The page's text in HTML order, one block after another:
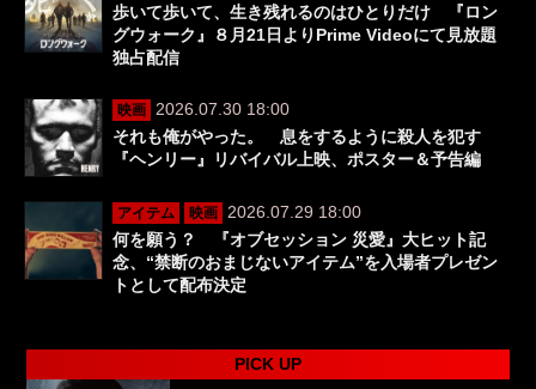
歩いて歩いて、生き残れるのはひとりだけ 『ロン
グウォーク』８月21日よりPrime Videoにて見放題
独占配信
映画
2026.07.30 18:00
それも俺がやった。 息をするように殺人を犯す
『ヘンリー』リバイバル上映、ポスター＆予告編
アイテム 映画
2026.07.29 18:00
何を願う？ 『オブセッション 災愛』大ヒット記
念、“禁断のおまじないアイテム”を入場者プレゼン
トとして配布決定
PICK UP